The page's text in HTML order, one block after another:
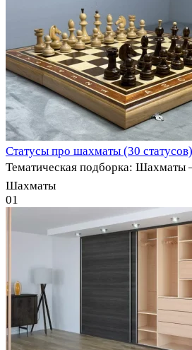
Статусы про шахматы (30 статусов)
Тематическая подборка:
Шахматы
01